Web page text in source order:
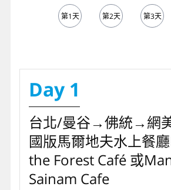
第1天 第2天 第3天
Day 1
台北/曼谷→佛統→網
國版馬爾地夫水上餐
the Forest Café 或
Sainam Cafe